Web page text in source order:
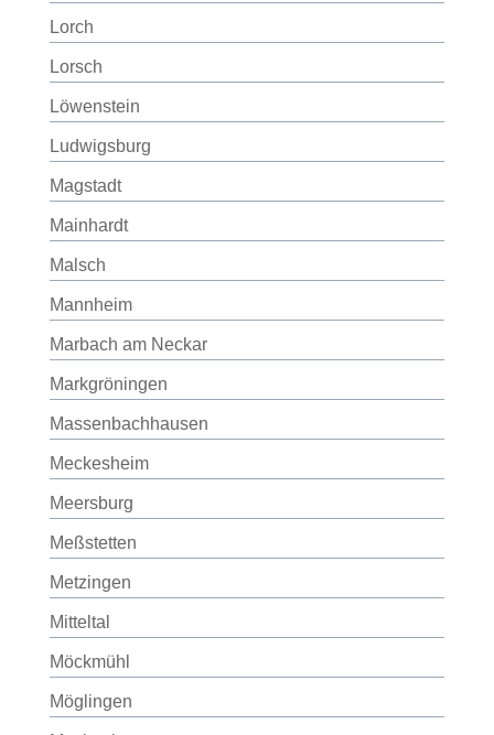
Lorch
Lorsch
Löwenstein
Ludwigsburg
Magstadt
Mainhardt
Malsch
Mannheim
Marbach am Neckar
Markgröningen
Massenbachhausen
Meckesheim
Meersburg
Meßstetten
Metzingen
Mitteltal
Möckmühl
Möglingen